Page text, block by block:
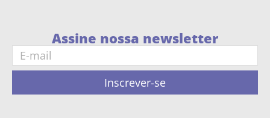
Assine nossa newsletter
Inscrever-se